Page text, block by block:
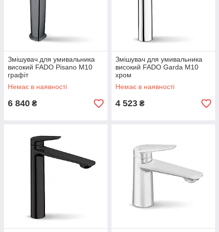
Змішувач для умивальника
високий FADO Pisano M10
графіт
Немає в наявності
6 840 ₴
Змішувач для умивальника
високий FADO Garda M10
хром
Немає в наявності
4 523 ₴